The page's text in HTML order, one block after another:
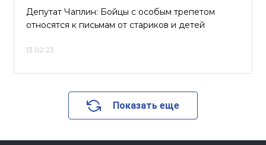
Депутат Чаплин: Бойцы с особым трепетом
относятся к письмам от стариков и детей
13.02.23
Показать еще